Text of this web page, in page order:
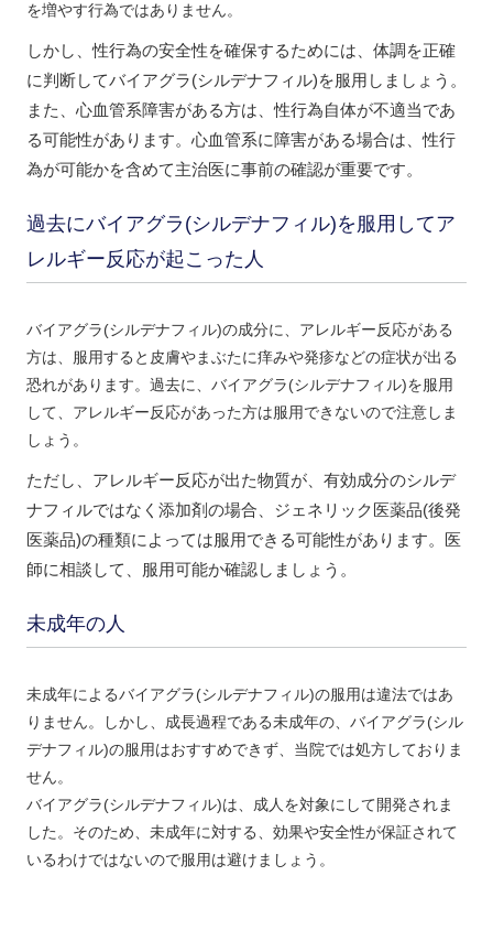
を増やす行為ではありません。
しかし、性行為の安全性を確保するためには、 体調を正確
に判断してバイアグラ(シルデナフィル)を服用しましょう。
また、 心血管系障害がある方は、性行為自体が不適当であ
る可能性があります。 心血管系に障害がある場合は、性行
為が可能かを含めて主治医に事前の確認が重要です。
過去にバイアグラ(シルデナフィル)を服用してア
レルギー反応が起こった人
バイアグラ(シルデナフィル)の成分に、アレルギー反応がある
方は、服用すると 皮膚やまぶたに痒みや発疹などの症状が出る
恐れがあります。 過去に、バイアグラ(シルデナフィル)を服用
して、アレルギー反応があった方は服用できないので注意しま
しょう。
ただし、アレルギー反応が出た物質が、有効成分のシルデ
ナフィルではなく添加剤の場合、 ジェネリック医薬品(後発
医薬品)の種類によっては服用できる可能性があります。 医
師に相談して、服用可能か確認しましょう。
未成年の人
未成年によるバイアグラ(シルデナフィル)の服用は違法ではあ
りません。しかし、成長過程である未成年の、バイアグラ(シル
デナフィル)の服用はおすすめできず、当院では処方しておりま
せん。
バイアグラ(シルデナフィル)は、成人を対象にして開発されま
した。そのため、 未成年に対する、効果や安全性が保証されて
いるわけではないので服用は避けましょう。